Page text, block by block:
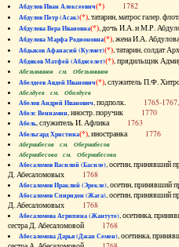
Абдулов Иван Алексеевич(*) 1782
Абдулов Петр (Асак)(*), татарин, матрос галер.
Абдулова Вера Ивановна(*), дочь И.А. и М.Р.
Абдулова Марфа Родионовна(*), жена И.А.
Абдыков Афанасий (Кулмет)(*), татарин, солдат
Абдяков Матфей (Абдяселет)(*), прядильщик
Абезьянинов см. Обезьянинов
Абелдеев Авдей Иванович(*), служитель П.Ф.
Абелдуев см. Оболдуев
Абелов Андрей Иванович, подполк. 1765-
Абелс Вениамин, иностр. поручик 1770
Абель, служитель И. Афлика 1763
Абельгард Христина(*), иностранка 1776
Абернибесов см. Обернибесов
Абернибесова см. Обернибесова
Абесаломов Василий (Басиле), осетин, принявший
Д. Абесаломовых 1768
Абесаломов Ираклий (Эрекле), осетин, принявший
Абесаломов Спиридон (Жага), осетин, принявший
Д. Абесаломовых 1768
Абесаломова Агрипина (Жантуте), осетинка,
сестра Д. Абесаломовой 1768
Абесаломова Дарья (Джан Семен), осетинка,